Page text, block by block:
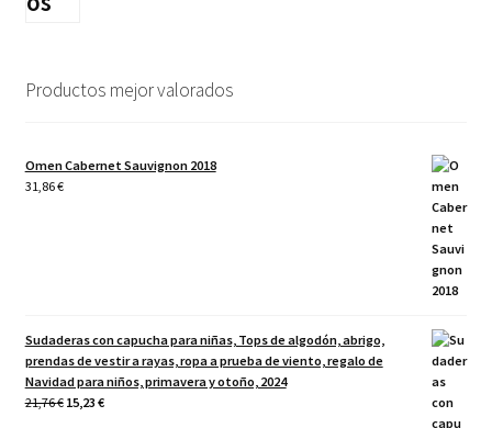
Productos mejor valorados
Omen Cabernet Sauvignon 2018
31,86€
Sudaderas con capucha para niñas, Tops de algodón, abrigo,
prendas de vestir a rayas, ropa a prueba de viento, regalo de
Navidad para niños, primavera y otoño, 2024
21,76€ El
15,23 €El